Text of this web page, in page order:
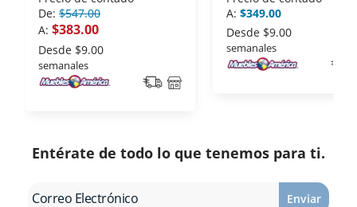
De: $547.00
A: $383.00
Desde $9.00
semanales
A: $349.00
Desde $9.00
semanales
Entérate de todo lo que tenemos para ti.
Enviar